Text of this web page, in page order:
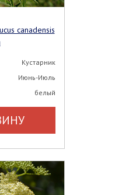
Кустарник
Июнь-Июль
белый